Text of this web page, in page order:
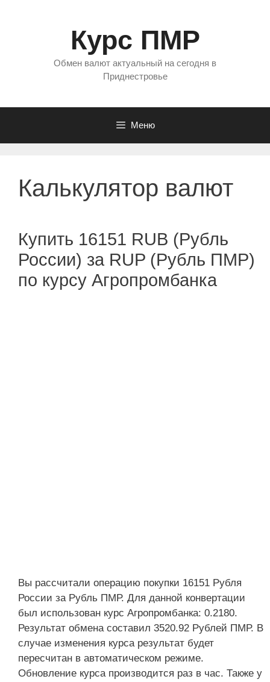
Курс ПМР
Обмен валют актуальный на сегодня в
Приднестровье
Меню
Калькулятор валют
Купить 16151 RUB (Рубль
России) за RUP (Рубль ПМР)
по курсу Агропромбанка
Вы рассчитали операцию покупки 16151 Рубля
России за Рубль ПМР. Для данной конвертации
был использован курс Агропромбанка: 0.2180.
Результат обмена составил 3520.92 Рублей ПМР. В
случае изменения курса результат будет
пересчитан в автоматическом режиме.
Обновление курса производится раз в час. Также у